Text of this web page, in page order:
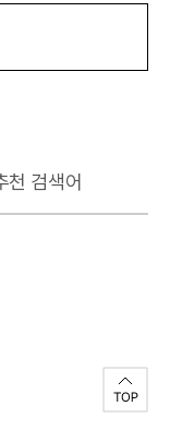
천 검색어